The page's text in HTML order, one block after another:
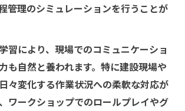
管理のシミュレーションを行うことが
習により、現場でのコミュニケーショ
も自然と養われます。特に建設現場や
々変化する作業状況への柔軟な対応が
ワークショップでのロールプレイやグ